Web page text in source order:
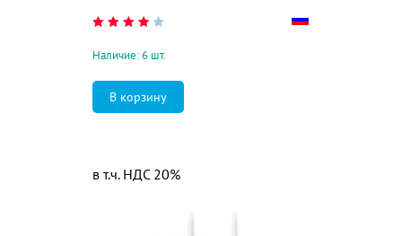
Наличие: 6 шт.
в т.ч. НДС 20%